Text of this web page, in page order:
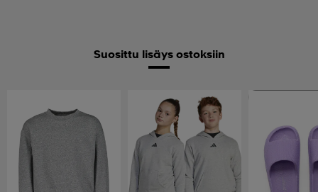
Suosittu lisäys ostoksiin